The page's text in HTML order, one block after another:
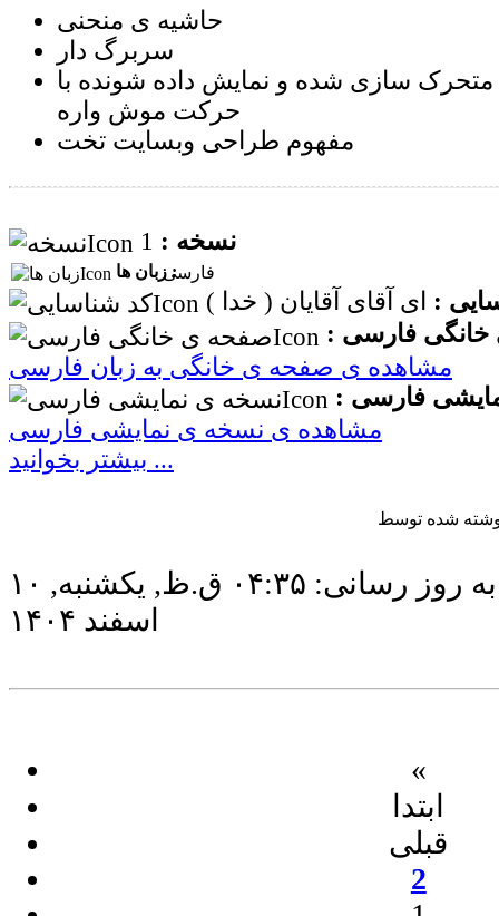
حاشیه ی منحنی
سربرگ دار
متحرک سازی شده و نمایش داده شونده با
حرکت موش واره
مفهوم طراحی وبسایت تخت
نسخه :
زبان ها :
فارسی
:
فارسی :
مشاهده ی صفحه ی خانگی به زبان فارسی
فارسی :
مشاهده ی نسخه ی نمایشی فارسی
بیشتر بخوانید ...
آخرین به روز رسانی: ۰۴:۳۵ ق.ظ, يكشنبه, ۱۰
اسفند ۱۴۰۴
«
ابتدا
قبلی
2